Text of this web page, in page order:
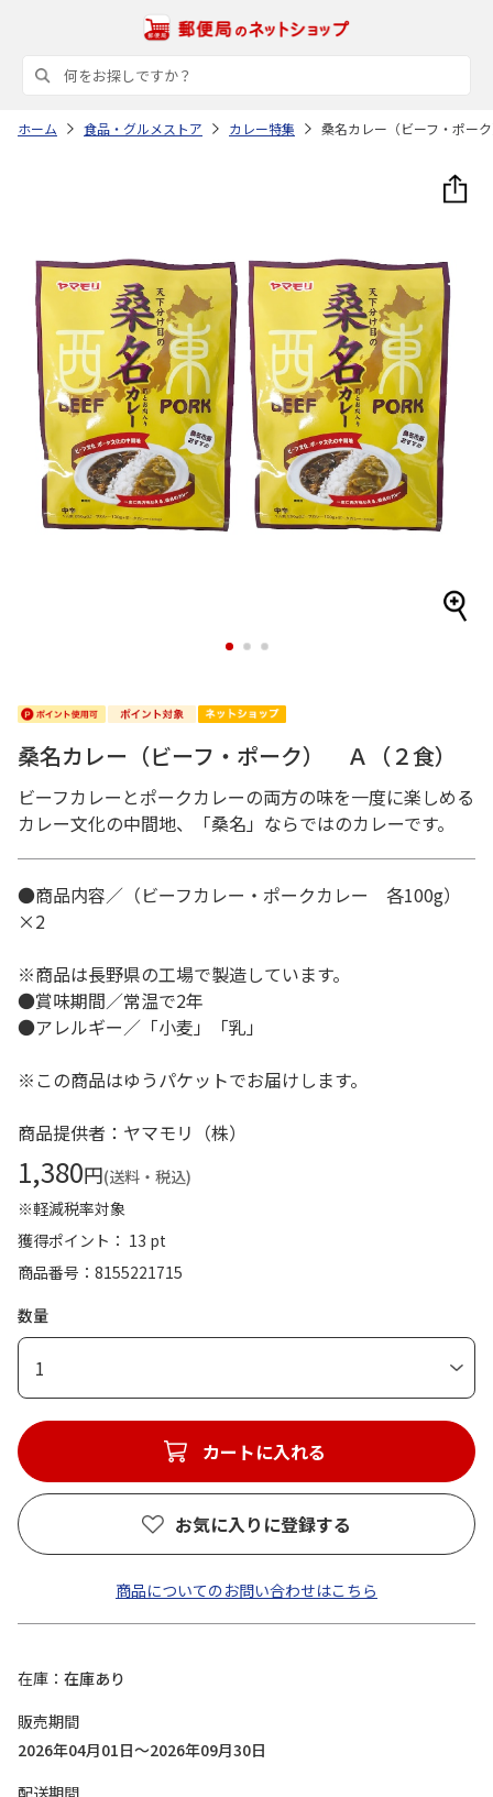
ホーム 食品・グルメストア カレー特集 桑名カレー（ビーフ・ポー
1 2 3
桑名カレー（ビーフ・ポーク） Ａ（２食）
ビーフカレーとポークカレーの両方の味を一度に楽しめる
カレー文化の中間地、「桑名」ならではのカレーです。
●商品内容／（ビーフカレー・ポークカレー 各100g）
×2
※商品は長野県の工場で製造しています。
●賞味期間／常温で2年
●アレルギー／「小麦」「乳」
※この商品はゆうパケットでお届けします。
商品提供者：ヤマモリ（株）
1,380円(送料・税込)
※軽減税率対象
獲得ポイント： 13 pt
商品番号
8155221715
数量
1
カートに入れる
お気に入りに登録する
商品についてのお問い合わせはこちら
在庫
在庫あり
販売期間
2026年04月01日～2026年09月30日
配送期間